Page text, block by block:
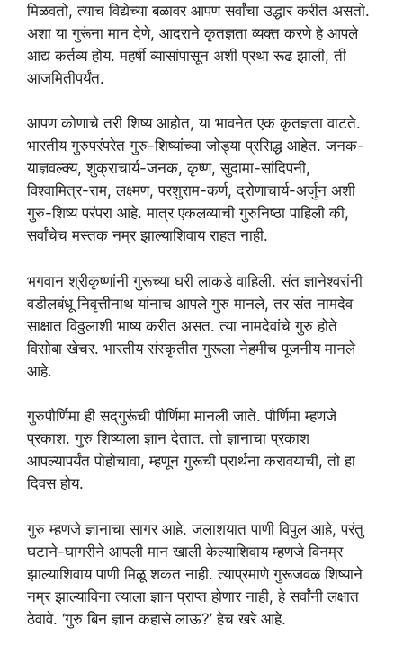
मिळवतो, त्याच विद्येच्या बळावर आपण सर्वांचा उद्धार करीत असतो.
अशा या गुरूंना मान देणे, आदराने कृतज्ञता व्यक्त करणे हे आपले
आद्य कर्तव्य होय. महर्षी व्यासांपासून अशी प्रथा रूढ झाली, ती
आजमितीपर्यंत.
आपण कोणाचे तरी शिष्य आहोत, या भावनेत एक कृतज्ञता वाटते.
भारतीय गुरुपरंपरेत गुरु-शिष्यांच्या जोड्या प्रसिद्ध आहेत. जनक-
याज्ञवल्क्य, शुक्राचार्य-जनक, कृष्ण, सुदामा-सांदिपनी,
विश्वामित्र-राम, लक्ष्मण, परशुराम-कर्ण, द्रोणाचार्य-अर्जुन अशी
गुरु-शिष्य परंपरा आहे. मात्र एकलव्याची गुरुनिष्ठा पाहिली की,
सर्वांचेच मस्तक नम्र झाल्याशिवाय राहत नाही.
भगवान श्रीकृष्णांनी गुरूच्या घरी लाकडे वाहिली. संत ज्ञानेश्वरांनी
वडीलबंधू निवृत्तीनाथ यांनाच आपले गुरु मानले, तर संत नामदेव
साक्षात विठ्ठलाशी भाष्य करीत असत. त्या नामदेवांचे गुरु होते
विसोबा खेचर. भारतीय संस्कृतीत गुरूला नेहमीच पूजनीय मानले
आहे.
गुरुपौर्णिमा ही सद्‌गुरूंची पौर्णिमा मानली जाते. पौर्णिमा म्हणजे
प्रकाश. गुरु शिष्याला ज्ञान देतात. तो ज्ञानाचा प्रकाश
आपल्यापर्यंत पोहोचावा, म्हणून गुरूची प्रार्थना करावयाची, तो हा
दिवस होय.
गुरु म्हणजे ज्ञानाचा सागर आहे. जलाशयात पाणी विपुल आहे, परंतु
घटाने-घागरीने आपली मान खाली केल्याशिवाय म्हणजे विनम्र
झाल्याशिवाय पाणी मिळू शकत नाही. त्याप्रमाणे गुरूजवळ शिष्याने
नम्र झाल्याविना त्याला ज्ञान प्राप्त होणार नाही, हे सर्वांनी लक्षात
ठेवावे. ‘गुरु बिन ज्ञान कहासे लाऊ?’ हेच खरे आहे.